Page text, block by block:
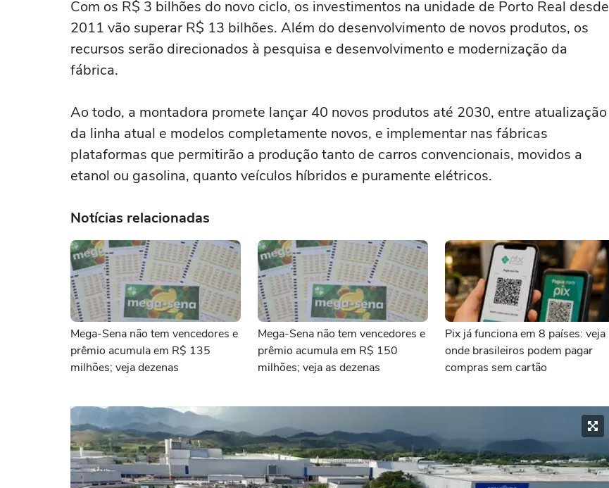
Com os R$ 3 bilhões do novo ciclo, os investimentos na unidade de Porto Real desde
2011 vão superar R$ 13 bilhões. Além do desenvolvimento de novos produtos, os
recursos serão direcionados à pesquisa e desenvolvimento e modernização da
fábrica.
Ao todo, a montadora promete lançar 40 novos produtos até 2030, entre atualização
da linha atual e modelos completamente novos, e implementar nas fábricas
plataformas que permitirão a produção tanto de carros convencionais, movidos a
etanol ou gasolina, quanto veículos híbridos e puramente elétricos.
Notícias relacionadas
Mega-Sena não tem vencedores e
prêmio acumula em R$ 135
milhões; veja dezenas
Mega-Sena não tem vencedores e
prêmio acumula em R$ 150
milhões; veja as dezenas
Pix já funciona em 8 países: veja
onde brasileiros podem pagar
compras sem cartão